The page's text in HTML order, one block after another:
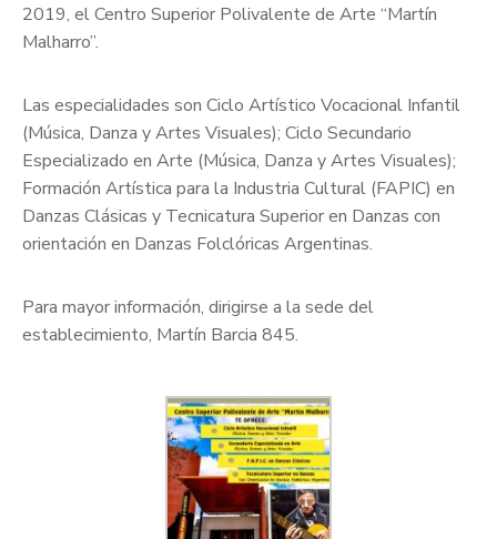
2019, el Centro Superior Polivalente de Arte “Martín
Malharro”.
Las especialidades son Ciclo Artístico Vocacional Infantil
(Música, Danza y Artes Visuales); Ciclo Secundario
Especializado en Arte (Música, Danza y Artes Visuales);
Formación Artística para la Industria Cultural (FAPIC) en
Danzas Clásicas y Tecnicatura Superior en Danzas con
orientación en Danzas Folclóricas Argentinas.
Para mayor información, dirigirse a la sede del
establecimiento, Martín Barcia 845.